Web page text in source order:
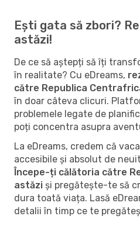
Ești gata să zbori?
astăzi!
De ce să aștepți să îți
în realitate? Cu eDreams,
către Republica
în doar câteva clicuri.
problemele legate de
poți concentra asupra
La eDreams, credem că
accesibile și absolut de
Începe-ți călătoria către
astăzi și pregătește-te să
dura toată viața. Lasă
detalii în timp ce te